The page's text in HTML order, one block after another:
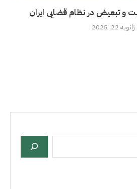
و تبعیض در نظام قضایی ایران
ژانویه 22, 2025